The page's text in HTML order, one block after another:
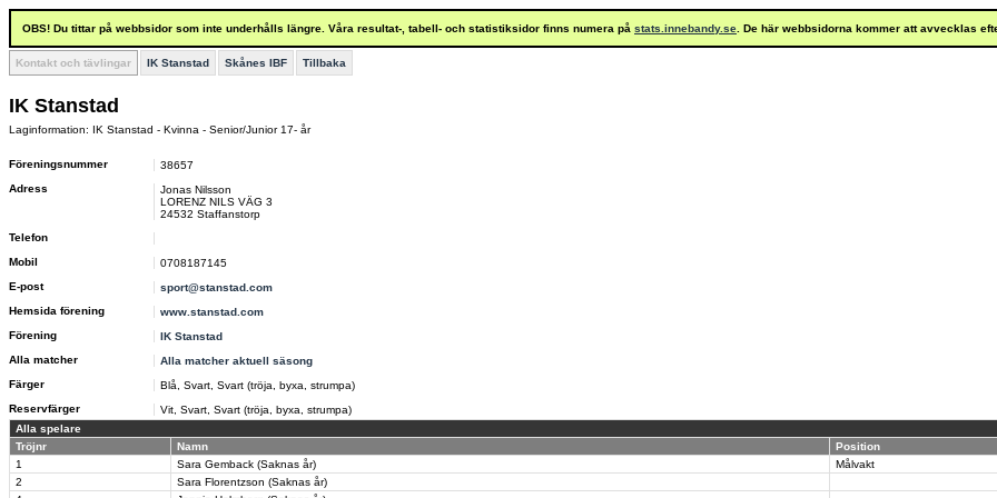
OBS! Du tittar på webbsidor som inte underhålls längre. Våra resultat-, tabell- och statistiksidor finns numera på stats.innebandy.se . De här webbsidorna kommer att avvecklas
Kontakt och tävlingar IK Stanstad Skånes IBF Tillbaka
IK Stanstad
Laginformation: IK Stanstad - Kvinna - Senior/Junior 17- år
Föreningsnummer
38657
Adress
Jonas Nilsson
LORENZ NILS VÄG 3
24532 Staffanstorp
Telefon
Mobil
0708187145
E-post
sport@stanstad.com
Hemsida förening
www.stanstad.com
Förening
IK Stanstad
Alla matcher
Alla matcher aktuell säsong
Färger
Blå, Svart, Svart (tröja, byxa, strumpa)
Reservfärger
Vit, Svart, Svart (tröja, byxa, strumpa)
Alla spelare
Tröjnr
Namn
Position
1
Sara Gemback (Saknas år)
Målvakt
2
Sara Florentzson (Saknas år)